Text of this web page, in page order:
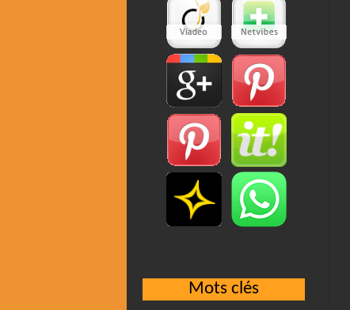
Mots clés